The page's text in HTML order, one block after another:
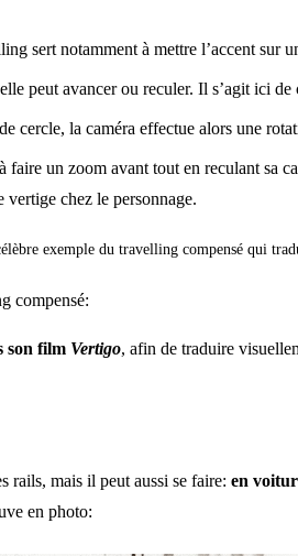
sert notamment à mettre l’accent
peut avancer ou reculer. Il s’agit ici
cercle, la caméra effectue alors une
faire un zoom avant tout en reculant sa
vertige chez le personnage.
exemple du travelling compensé qui
compensé:
son film Vertigo, afin de traduire
rails, mais il peut aussi se faire: en
en photo: